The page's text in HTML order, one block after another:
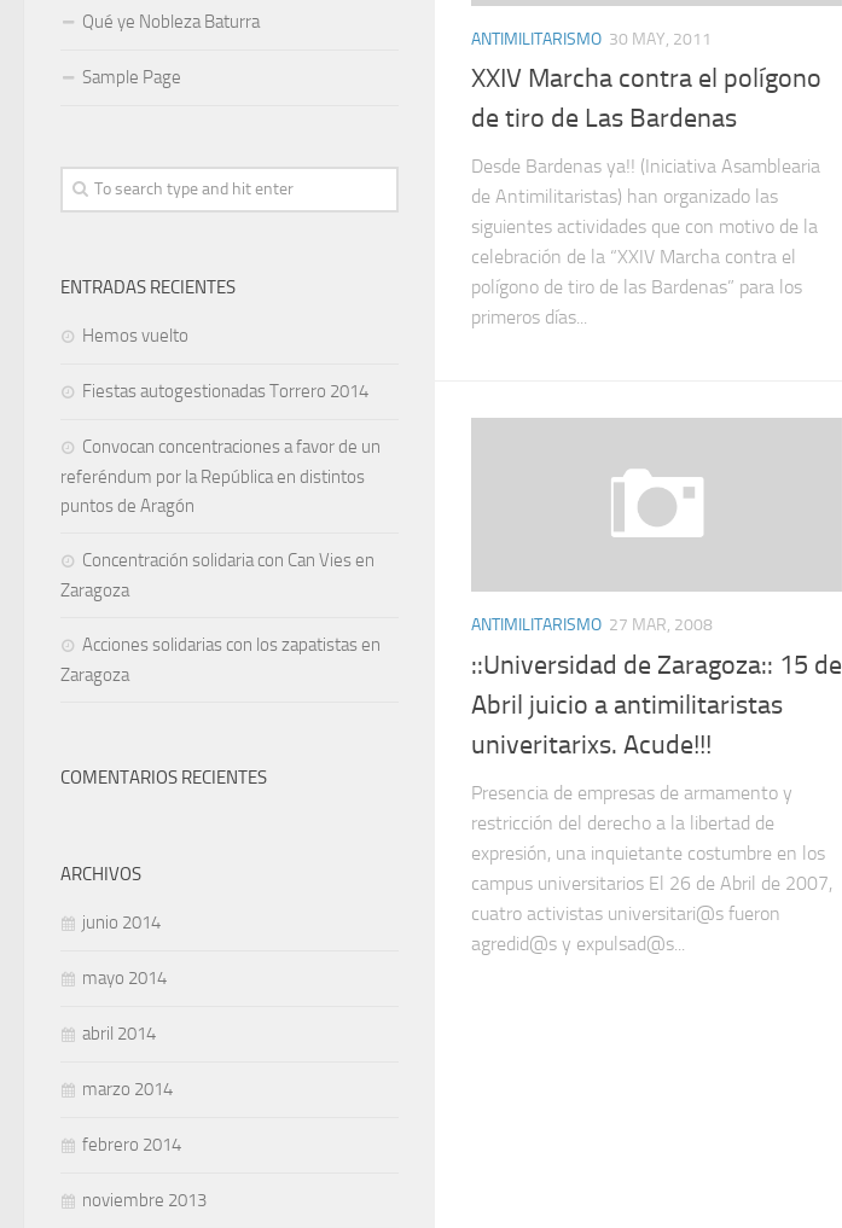
ANTIMILITARISMO 30 MAY, 2011
XXIV Marcha contra el polígono
de tiro de Las Bardenas
Desde Bardenas ya!! (Iniciativa Asamblearia
de Antimilitaristas) han organizado las
siguientes actividades que con motivo de la
celebración de la “XXIV Marcha contra el
polígono de tiro de las Bardenas” para los
primeros días...
ANTIMILITARISMO 27 MAR, 2008
::Universidad de Zaragoza:: 15 de
Abril juicio a antimilitaristas
univeritarixs. Acude!!!
Presencia de empresas de armamento y
restricción del derecho a la libertad de
expresión, una inquietante costumbre en los
campus universitarios El 26 de Abril de 2007,
cuatro activistas universitari@s fueron
agredid@s y expulsad@s...
Qué ye Nobleza Baturra
Sample Page
ENTRADAS RECIENTES
Hemos vuelto
Fiestas autogestionadas Torrero 2014
Convocan concentraciones a favor de un
referéndum por la República en distintos
puntos de Aragón
Concentración solidaria con Can Vies en
Zaragoza
Acciones solidarias con los zapatistas en
Zaragoza
COMENTARIOS RECIENTES
ARCHIVOS
junio 2014
mayo 2014
abril 2014
marzo 2014
febrero 2014
noviembre 2013